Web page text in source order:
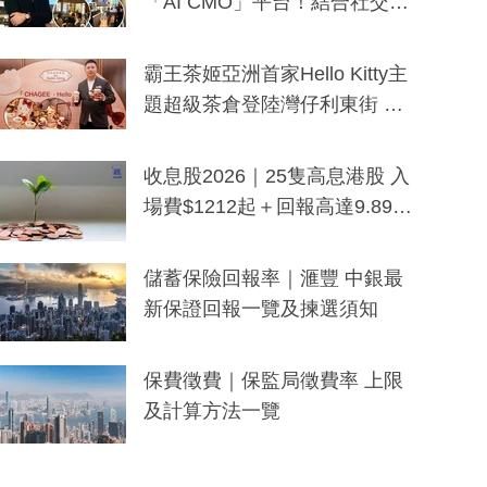
分鐘生成「貼地」宣傳短片
霸王茶姬亞洲首家Hello Kitty主
題超級茶倉登陸灣仔利東街 推
y及香港限定特調系列
收息股2026｜25隻高息港股 入
場費$1212起＋回報高達9.89
儲蓄保險回報率｜滙豐 中銀最
新保證回報一覽及揀選須知
保費徵費｜保監局徵費率 上限
及計算方法一覽